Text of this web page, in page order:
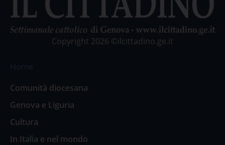
Copyright 2026 ©ilcittadino.ge.it
Comunità diocesana
Genova e Liguria
Cultura
In Italia e nel mondo